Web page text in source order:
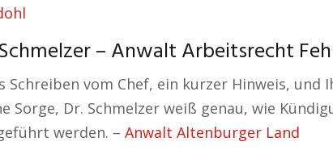
– Anwalt Arbeitsrecht
Schreiben vom Chef, ein kurzer Hinweis, und
Sorge, Dr. Schmelzer weiß genau, wie
werden. – Anwalt Altenburger Land